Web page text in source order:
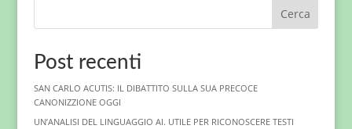
Cerca
Post recenti
SAN CARLO ACUTIS: IL DIBATTITO SULLA SUA PRECOCE
CANONIZZIONE OGGI
UN’ANALISI DEL LINGUAGGIO AI. UTILE PER RICONOSCERE TESTI